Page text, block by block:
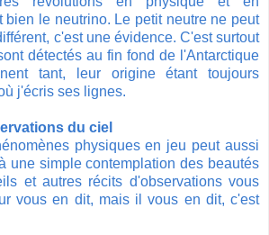
bien le neutrino. Le petit neutre ne peut
c'est une évidence. C'est surtout
détectés au fin fond de l'Antarctique
tant, leur origine étant toujours
j'écris ses lignes.
du ciel
physiques en jeu peut aussi
une simple contemplation des beautés
et autres récits d'observations vous
vous en dit, mais il vous en dit, c'est